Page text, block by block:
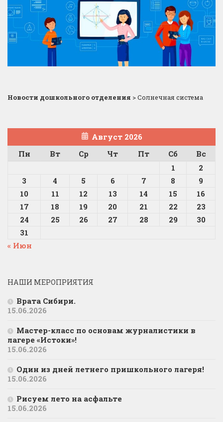
Новости дошкольного отделения >Солнечная система
Август 2026
Пн
Вт Ср Чт Пт Сб
Вс
1
2
3
4 5 6 7 8
9
10
11 12 13 14 15
16
17
18 19 20 21 22
23
24
25 26 27 28 29
30
31
« Июн
НАШИ МЕРОПРИЯТИЯ
Врата Сибири.
15.06.2026
Мастер-класс по основам журналистики в
лагере «Истоки»!
15.06.2026
Один из дней летнего пришкольного лагеря!
15.06.2026
Рисуем лето на асфальте
15.06.2026